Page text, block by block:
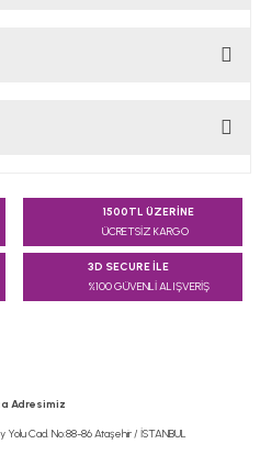
noktaları öneri formunu
görüntülenemiyor.
1500TL ÜZERİNE
ÜCRETSİZ KARGO
3D SECURE İLE
%100 GÜVENLİ ALIŞVERİŞ
Adresimiz
Cad. No:88-86 Ataşehir / İSTANBUL